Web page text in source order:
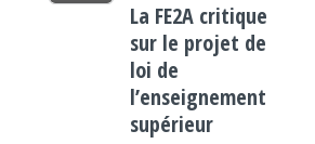
La FE2A critique
sur le projet de
loi de
l’enseignement
supérieur